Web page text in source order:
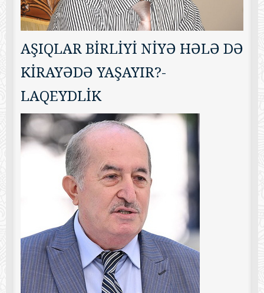
AŞIQLAR BİRLİYİ NİYƏ HƏLƏ DƏ
KİRAYƏDƏ YAŞAYIR?-
LAQEYDLİK